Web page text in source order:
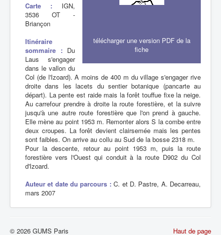
télécharger une version PDF de la
fiche
Carte : IGN,
3536 OT -
Briançon
Itinéraire
sommaire : Du
Laus s'engager
dans le vallon du
Col (de l'Izoard). A moins de 400 m du village s'engager rive
droite dans les lacets du sentier botanique (pancarte au
départ). La pente est raide mais la forêt touffue fixe la neige.
Au carrefour prendre à droite la route forestière, et la suivre
jusqu'à une autre route forestière que l'on prend à gauche.
Elle mène au point 1953 m. Remonter alors S la combe entre
deux croupes. La forêt devient clairsemée mais les pentes
sont faibles. On arrive au collu au Sud de la bosse 2318 m.
Pour la descente, retour au point 1953 m, puis la route
forestière vers l'Ouest qui conduit à la route D902 du Col
d'Izoard.
Auteur et date du parcours :C. et D. Pastre, A. Decarreau,
mars 2007
Haut de page
© 2026 GUMS Paris